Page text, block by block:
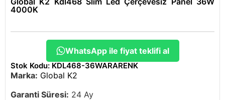
4000K
WhatsApp ile fiyat teklifi al
Stok Kodu: KDL468-36WARARENK
Marka: Global K2
Garanti Süresi: 24 Ay